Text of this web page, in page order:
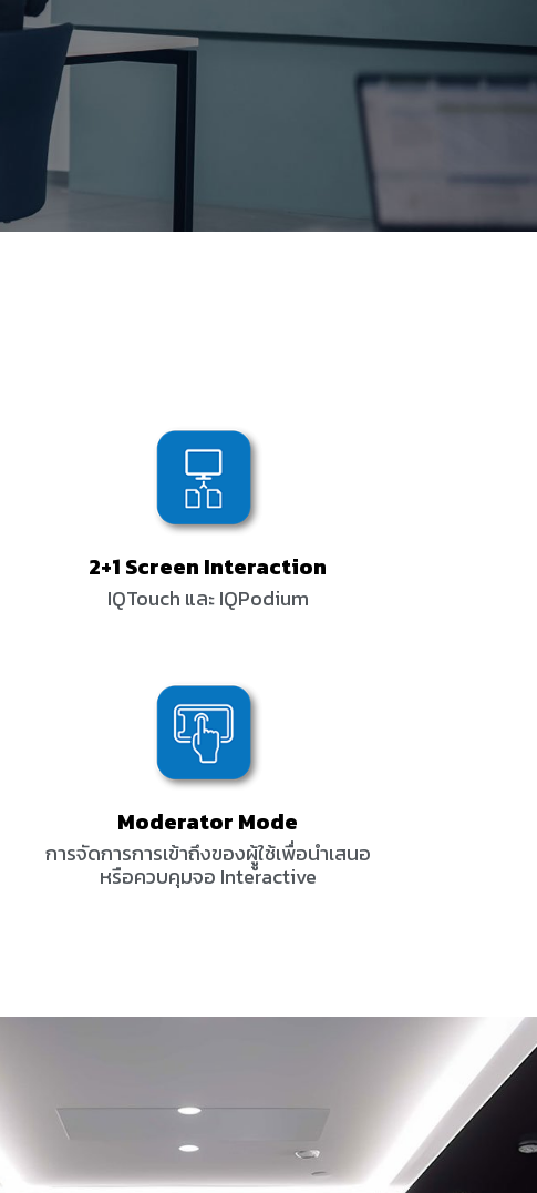
2+1 Screen Interaction
IQTouch และ IQPodium
Moderator Mode
การจัดการการเข้าถึงของผูู้ใช้เพื่อนำเสนอ
หรือควบคุมจอ Interactive